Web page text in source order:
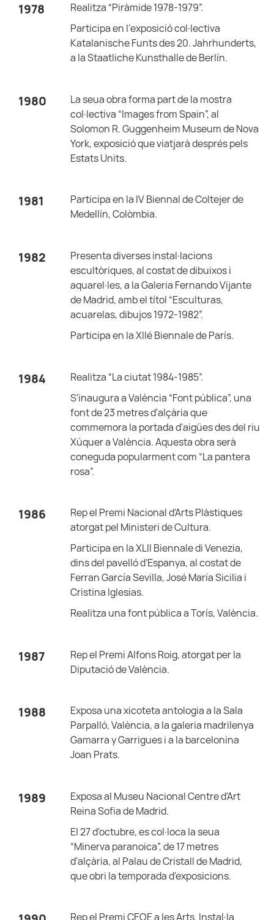
1978
Realitza “Piràmide 1978-1979”.
Participa en l'exposició col·lectiva
Katalanische Funts des 20. Jahrhunderts,
a la Staatliche Kunsthalle de Berlín.
1980
La seua obra forma part de la mostra
col·lectiva “Images from Spain”, al
Solomon R. Guggenheim Museum de Nova
York, exposició que viatjarà després pels
Estats Units.
1981
Participa en la IV Biennal de Coltejer de
Medellín, Colòmbia.
1982
Presenta diverses instal·lacions
escultòriques, al costat de dibuixos i
aquarel·les, a la Galeria Fernando Vijante
de Madrid, amb el títol “Esculturas,
acuarelas, dibujos 1972-1982”.
Participa en la XIIé Biennale de París.
1984
Realitza “La ciutat 1984-1985”.
S'inaugura a València “Font pública”, una
font de 23 metres d'alçària que
commemora la portada d'aigües des del riu
Xúquer a València. Aquesta obra serà
coneguda popularment com “La pantera
rosa”.
1986
Rep el Premi Nacional d'Arts Plàstiques
atorgat pel Ministeri de Cultura.
Participa en la XLII Biennale di Venezia,
dins del pavelló d'Espanya, al costat de
Ferran García Sevilla, José María Sicilia i
Cristina Iglesias.
Realitza una font pública a Torís, València.
1987
Rep el Premi Alfons Roig, atorgat per la
Diputació de València.
1988
Exposa una xicoteta antologia a la Sala
Parpalló, València, a la galeria madrilenya
Gamarra y Garrigues i a la barcelonina
Joan Prats.
1989
Exposa al Museu Nacional Centre d'Art
Reina Sofia de Madrid.
El 27 d'octubre, es col·loca la seua
“Minerva paranoica”, de 17 metres
d'alçària, al Palau de Cristall de Madrid,
que obri la temporada d'exposicions.
Rep el Premi CEOE a les Arts. Instal·la